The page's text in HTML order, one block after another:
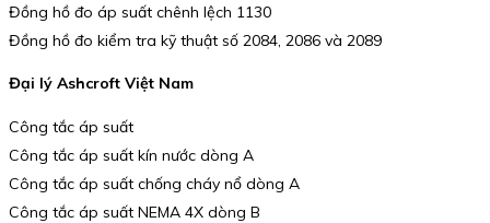
Đồng hồ đo áp suất chênh lệch 1130
Đồng hồ đo kiểm tra kỹ thuật số 2084, 2086 và 2089
Đại lý Ashcroft Việt Nam
Công tắc áp suất
Công tắc áp suất kín nước dòng A
Công tắc áp suất chống cháy nổ dòng A
Công tắc áp suất NEMA 4X dòng B